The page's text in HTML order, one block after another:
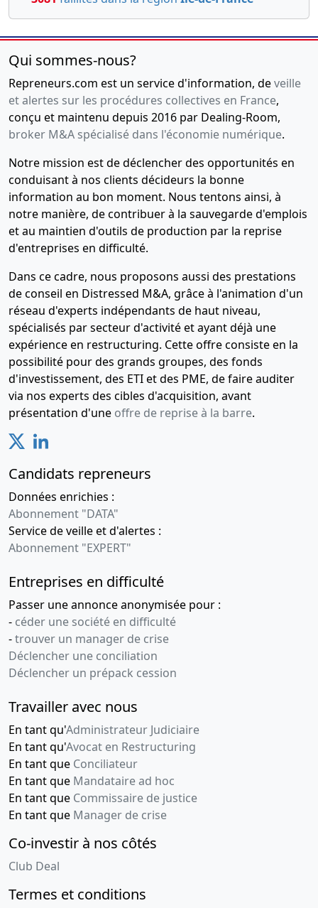
Qui sommes-nous?
Repreneurs.com est un service d'information, deveille
et alertes sur les procédures collectives en France,
conçu et maintenu depuis 2016 par Dealing-Room,
broker M&A spécialisé dans l'économie numérique.
Notre mission est de déclencher des opportunités en
conduisant à nos clients décideurs la bonne
information au bon moment. Nous tentons ainsi, à
notre manière, de contribuer à la sauvegarde d'emplois
et au maintien d'outils de production par la reprise
d'entreprises en difficulté.
Dans ce cadre, nous proposons aussi des prestations
de conseil en Distressed M&A, grâce à l'animation d'un
réseau d'experts indépendants de haut niveau,
spécialisés par secteur d'activité et ayant déjà une
expérience en restructuring. Cette offre consiste en la
possibilité pour des grands groupes, des fonds
d'investissement, des ETI et des PME, de faire auditer
via nos experts des cibles d'acquisition, avant
présentation d'une offre de reprise à la barre.
Candidats repreneurs
Données enrichies :
Abonnement "DATA"
Service de veille et d'alertes :
Abonnement "EXPERT"
Entreprises en difficulté
Passer une annonce anonymisée pour :
- céder une société en difficulté
-trouver un manager de crise
Déclencher une conciliation
Déclencher un prépack cession
Travailler avec nous
En tant qu'Administrateur Judiciaire
En tant qu'Avocat en Restructuring
En tant que Conciliateur
En tant que Mandataire ad hoc
En tant que Commissaire de justice
En tant que Manager de crise
Co-investir à nos côtés
Club Deal
Termes et conditions